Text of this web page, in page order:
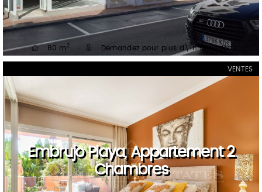
80 m2 Demandez pour plus d\'informations
VENTES
Embrujo Playa, Appartement 2
Chambres